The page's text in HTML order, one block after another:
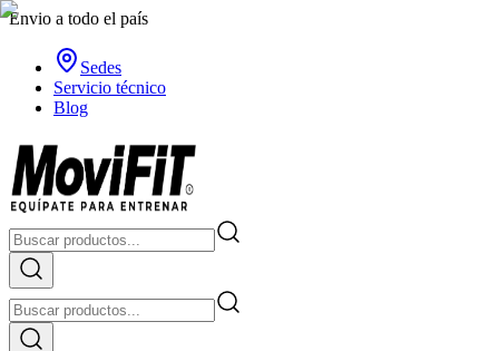
Envio a todo el país
Sedes
Servicio técnico
Blog